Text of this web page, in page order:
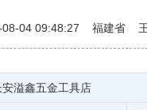
08-04 09:48:27 福建省
溢鑫五金工具店